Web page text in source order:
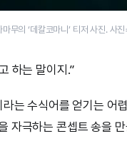
마무의 ‘데칼코마니’ 티저 사진. 사
하는 말이지.”
라는 수식어를 얻기는
자극하는 콘셉트 송을